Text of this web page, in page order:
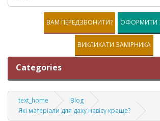
ВАМ ПЕРЕДЗВОНИТИ? ОФОРМИТИ
ВИКЛИКАТИ ЗАМІРНИКА
Categories
text_home
Blog
Які матеріали для даху навісу краще?